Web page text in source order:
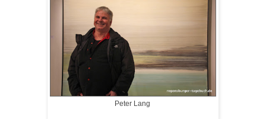
Peter Lang